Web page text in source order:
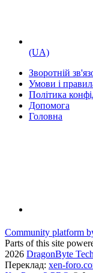
(UA)
Зворотній
Умови і
Політика
Дoпoмoга
Головна
Community platform
Parts of this site
2026 DragonByte
Переклад: xen-